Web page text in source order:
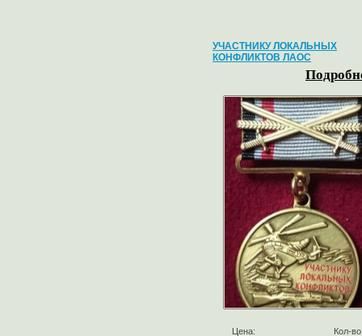
УЧАСТНИКУ ЛОКАЛЬНЫХ
КОНФЛИКТОВ ЛАОС
Цена: Кол-